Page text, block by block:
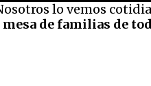
lo vemos
mesa de familias de